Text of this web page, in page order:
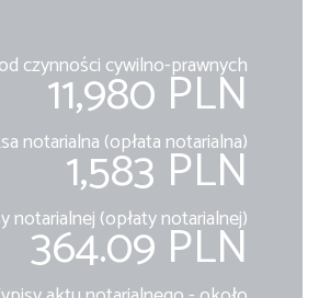
czynności cywilno-prawnych
11,980 PLN
notarialna (opłata notarialna)
1,583 PLN
notarialnej (opłaty notarialnej)
364.09 PLN